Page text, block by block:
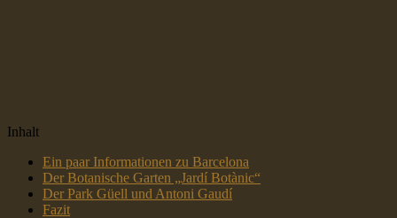
Inhalt
Ein paar Informationen zu Barcelona
Der Botanische Garten „Jardí Botànic“
Der Park Güell und Antoni Gaudí
Fazit